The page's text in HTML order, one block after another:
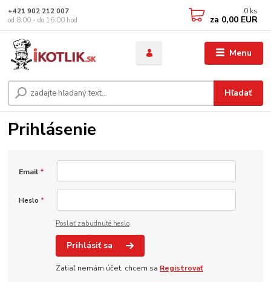
Menu
Hľadať
+421 902 212 007
od 8:00 - do 16:00 hod
0 ks
za 0,00 EUR
Prihlásenie
Email *
Heslo *
Poslať zabudnuté heslo
Prihlásiť sa
Zatiaľ nemám účet, chcem sa Registrovať